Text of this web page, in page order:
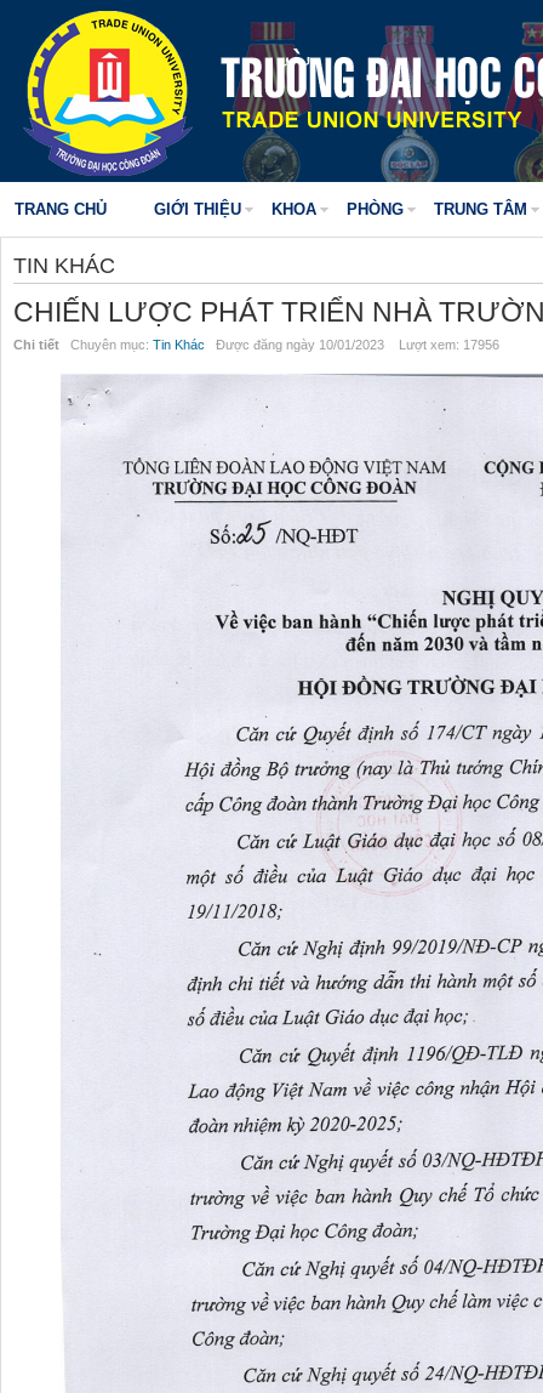
TRANG CHỦ GIỚI THIỆU KHOA PHÒNG TRUNG TÂM
TIN KHÁC
CHIẾN LƯỢC PHÁT TRIỂN NHÀ
Chi tiết Chuyên mục: Tin Khác Được đăng ngày 10/01/2023 Lượt xem: 17956